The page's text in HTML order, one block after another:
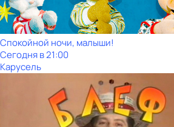
Спокойной ночи, малыши!
Сегодня в 21:00
Карусель